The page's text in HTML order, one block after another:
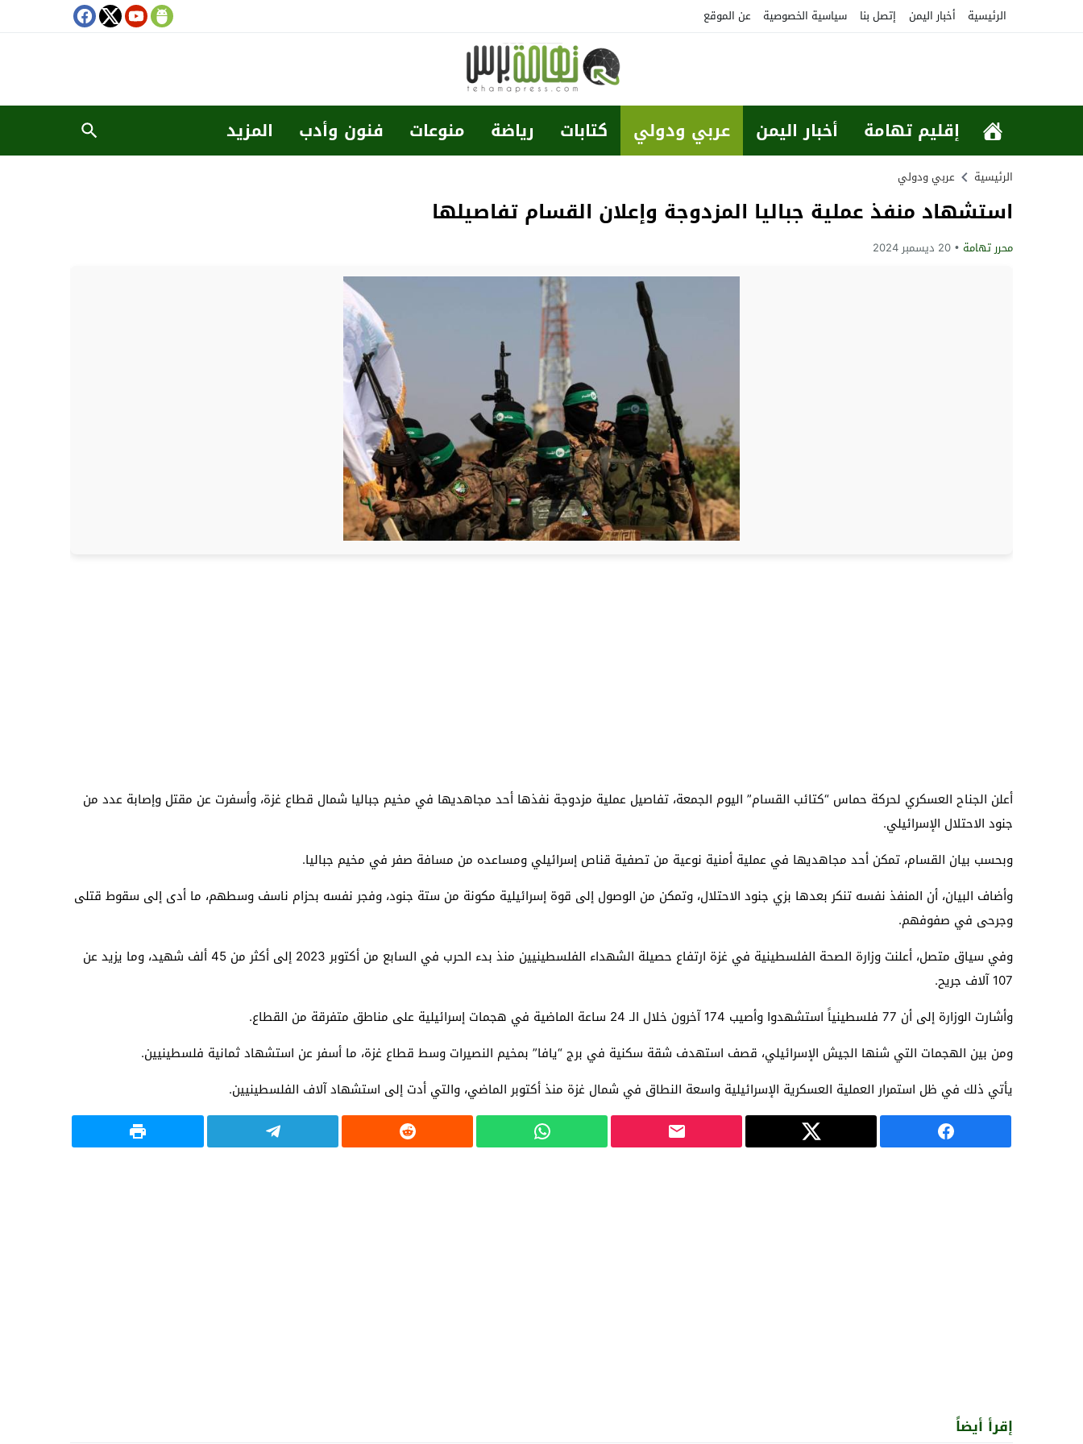
الرئيسية أخبار اليمن إتصل بنا سياسية الخصوصية عن الموقع
إقليم تهامة أخبار اليمن عربي ودولي كتابات رياضة منوعات فنون وأدب المزيد
الرئيسية عربي ودولي
استشهاد منفذ عملية جباليا المزدوجة وإعلان القسام تفاصيلها
محرر تهامة 20 ديسمبر 2024
أعلن الجناح العسكري لحركة حماس “كتائب القسام” اليوم الجمعة، تفاصيل عملية مزدوجة نفذها أحد مجاهديها في مخيم جباليا شمال قطاع غزة، وأسفرت عن مقتل وإصابة عدد من
جنود الاحتلال الإسرائيلي.
وبحسب بيان القسام، تمكن أحد مجاهديها في عملية أمنية نوعية من تصفية قناص إسرائيلي ومساعده من مسافة صفر في مخيم جباليا.
وأضاف البيان، أن المنفذ نفسه تنكر بعدها بزي جنود الاحتلال، وتمكن من الوصول إلى قوة إسرائيلية مكونة من ستة جنود، وفجر نفسه بحزام ناسف وسطهم، ما أدى إلى سقوط قتلى
وجرحى في صفوفهم.
وفي سياق متصل، أعلنت وزارة الصحة الفلسطينية في غزة ارتفاع حصيلة الشهداء الفلسطينيين منذ بدء الحرب في السابع من أكتوبر 2023 إلى أكثر من 45 ألف شهيد، وما يزيد عن
107 آلاف جريح.
وأشارت الوزارة إلى أن 77 فلسطينياً استشهدوا وأصيب 174 آخرون خلال الـ 24 ساعة الماضية في هجمات إسرائيلية على مناطق متفرقة من القطاع.
ومن بين الهجمات التي شنها الجيش الإسرائيلي، قصف استهدف شقة سكنية في برج “يافا” بمخيم النصيرات وسط قطاع غزة، ما أسفر عن استشهاد ثمانية فلسطينيين.
يأتي ذلك في ظل استمرار العملية العسكرية الإسرائيلية واسعة النطاق في شمال غزة منذ أكتوبر الماضي، والتي أدت إلى استشهاد آلاف الفلسطينيين.
إقرأ أيضاً